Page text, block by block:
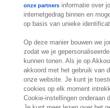
Contact
Exact Belgium
Koningin Astridlaan 166
1780 Wemmel
België
Locatie
onze partners informatie over
internetgedrag binnen en
op basis van unieke
Op deze manier bouwen we
zodat we je
kunnen tonen. Als je op
akkoord met het gebruik van
onze website. Je kunt je
cookies op elk moment
Cookie-instellingen onderaan